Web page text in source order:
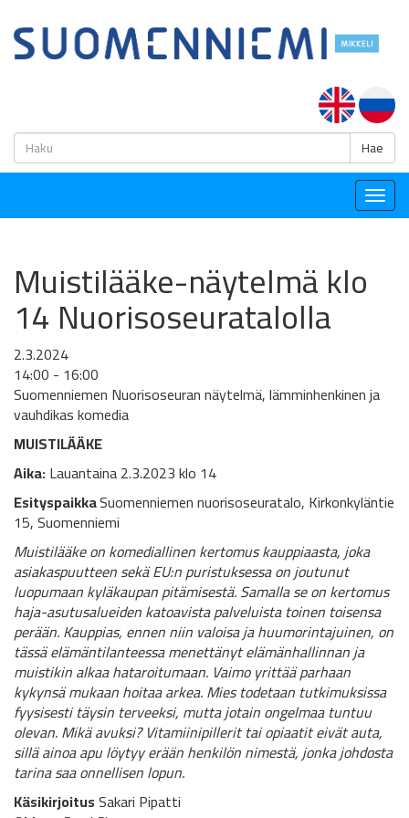
Hae
Muistilääke-näytelmä klo
14 Nuorisoseuratalolla
2.3.2024
14:00 - 16:00
Suomenniemen Nuorisoseuran näytelmä, lämminhenkinen ja
vauhdikas komedia
MUISTILÄÄKE
Aika:Lauantaina 2.3.2023 klo 14
EsityspaikkaSuomenniemen nuorisoseuratalo, Kirkonkyläntie
15, Suomenniemi
Muistilääke on komediallinen kertomus kauppiaasta, joka
asiakaspuutteen sekä EU:n puristuksessa on joutunut
luopumaan kyläkaupan pitämisestä. Samalla se on kertomus
haja-asutusalueiden katoavista palveluista toinen toisensa
perään. Kauppias, ennen niin valoisa ja huumorintajuinen, on
tässä elämäntilanteessa menettänyt elämänhallinnan ja
muistikin alkaa hataroitumaan. Vaimo yrittää parhaan
kykynsä mukaan hoitaa arkea. Mies todetaan tutkimuksissa
fyysisesti täysin terveeksi, mutta jotain ongelmaa tuntuu
olevan. Mikä avuksi? Vitamiinipillerit tai opiaatit eivät auta,
sillä ainoa apu löytyy erään henkilön nimestä, jonka johdosta
tarina saa onnellisen lopun.
KäsikirjoitusSakari Pipatti